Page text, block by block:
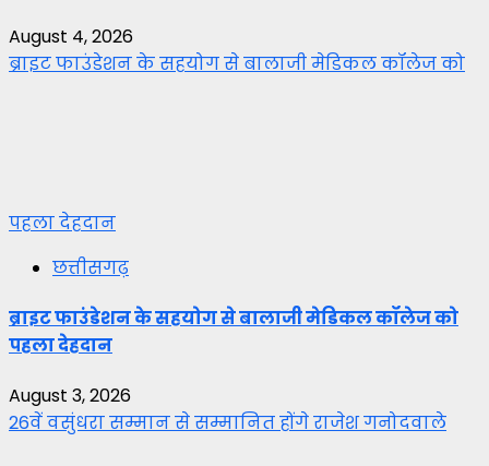
August 4, 2026
ब्राइट फाउंडेशन के सहयोग से बालाजी मेडिकल कॉलेज को
पहला देहदान
छत्तीसगढ़
ब्राइट फाउंडेशन के सहयोग से बालाजी मेडिकल कॉलेज को
पहला देहदान
August 3, 2026
26वें वसुंधरा सम्मान से सम्मानित होंगे राजेश गनोदवाले